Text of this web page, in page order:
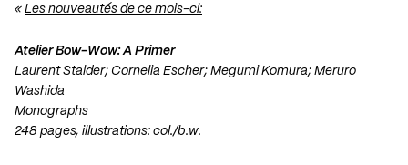
« Les nouveautés de ce mois-ci:
Atelier Bow-Wow: A Primer
Laurent Stalder; Cornelia Escher; Megumi Komura; Meruro
Washida
Monographs
248 pages, illustrations: col./b.w.